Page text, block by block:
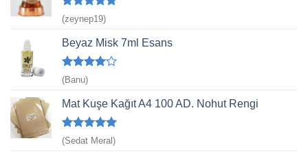
5 üzerinden
5
oy aldı
(zeynep19)
Beyaz Misk 7ml Esans
5
üzerinden
4oy aldı
(Banu)
Mat Kuşe Kağıt A4 100 AD. Nohut Rengi
5 üzerinden
5
(Sedat Meral)